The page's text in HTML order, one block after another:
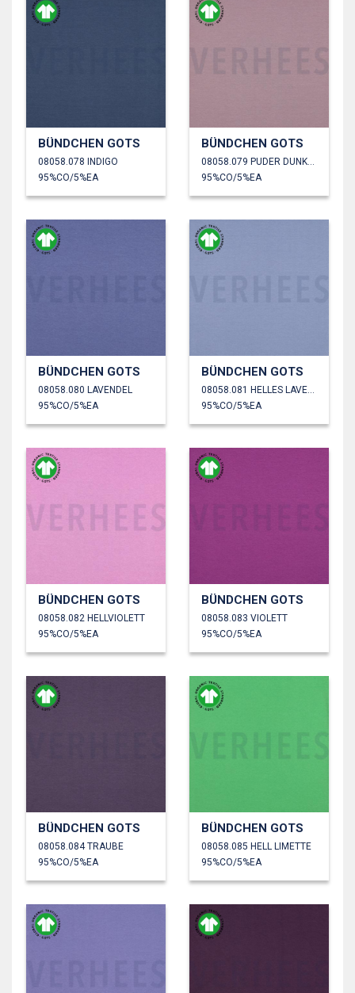
BÜNDCHEN GOTS
08058.078 INDIGO
95%CO/5%EA
BÜNDCHEN GOTS
95%CO/5%EA
BÜNDCHEN GOTS
08058.080 LAVENDEL
95%CO/5%EA
BÜNDCHEN GOTS
95%CO/5%EA
BÜNDCHEN GOTS
08058.082 HELLVIOLETT
95%CO/5%EA
BÜNDCHEN GOTS
08058.083 VIOLETT
95%CO/5%EA
BÜNDCHEN GOTS
08058.084 TRAUBE
95%CO/5%EA
BÜNDCHEN GOTS
08058.085 HELL LIMETTE
95%CO/5%EA